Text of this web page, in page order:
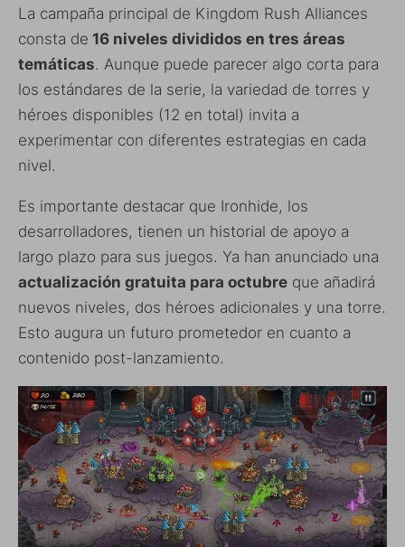
La campaña principal de Kingdom Rush Alliances
consta de 16 niveles divididos en tres áreas
temáticas. Aunque puede parecer algo corta para
los estándares de la serie, la variedad de torres y
héroes disponibles (12 en total) invita a
experimentar con diferentes estrategias en cada
nivel.
Es importante destacar que Ironhide, los
desarrolladores, tienen un historial de apoyo a
largo plazo para sus juegos. Ya han anunciado una
actualización gratuita para octubre que añadirá
nuevos niveles, dos héroes adicionales y una torre.
Esto augura un futuro prometedor en cuanto a
contenido post-lanzamiento.